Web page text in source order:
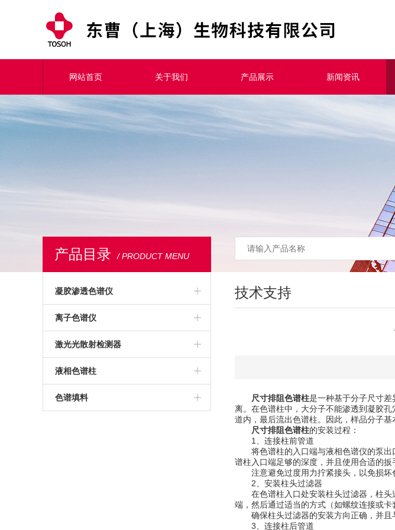
网站首页 关于我们 产品展示 新闻资讯
产品目录 / PRODUCT MENU
凝胶渗透色谱仪
高温凝胶渗透色谱仪
常温凝胶渗透色谱仪
聚苯乙烯标准品
离子色谱仪
激光光散射检测器
液相色谱柱
亲和色谱柱
色谱填料
技术支持
尺寸排阻色谱柱是一种基于分子尺寸
离。在色谱柱中，大分子不能渗透到凝胶
道内，最后流出色谱柱。因此，样品分子
尺寸排阻色谱柱的安装过程：
1、连接柱前管道
将色谱柱的入口端与液相色谱仪的泵出
谱柱入口端足够的深度，并且使用合适的扳
注意避免过度用力拧紧接头，以免损坏
2、安装柱头过滤器
在色谱柱入口处安装柱头过滤器，柱头
端，然后通过适当的方式（如螺纹连接或卡
确保柱头过滤器的安装方向正确，并且
3、连接柱后管道